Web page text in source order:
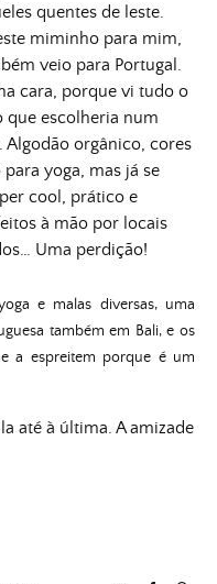
quentes de leste.
miminho para mim,
veio para Portugal.
cara, porque vi tudo o
escolheria num
Algodão orgânico, cores
yoga, mas já se
cool, prático e
à mão por locais
Uma perdição!
e malas diversas, uma
também em Bali, e os
a espreitem porque é um
até à última. A amizade